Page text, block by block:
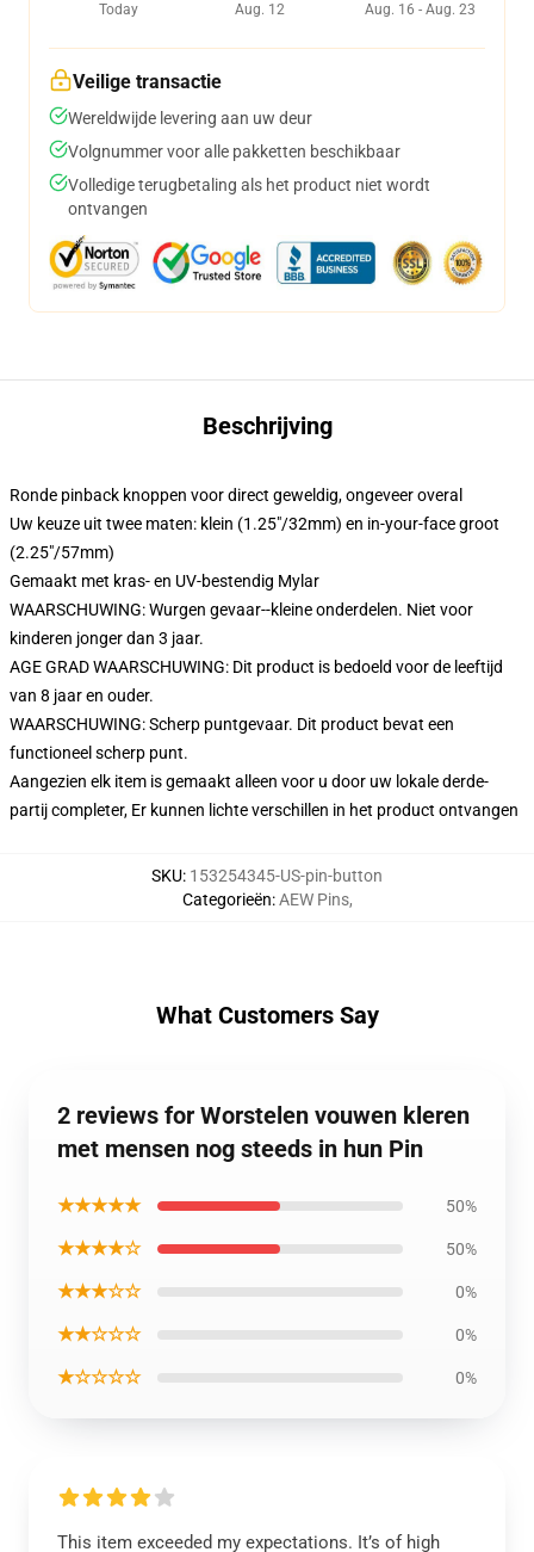
Today
Aug. 12
Aug. 16 - Aug. 23
Veilige transactie
Wereldwijde levering aan uw deur
Volgnummer voor alle pakketten beschikbaar
Volledige terugbetaling als het product niet wordt
ontvangen
Beschrijving
Ronde pinback knoppen voor direct geweldig, ongeveer overal
Uw keuze uit twee maten: klein (1.25"/32mm) en in-your-face groot
(2.25"/57mm)
Gemaakt met kras- en UV-bestendig Mylar
WAARSCHUWING: Wurgen gevaar--kleine onderdelen. Niet voor
kinderen jonger dan 3 jaar.
AGE GRAD WAARSCHUWING: Dit product is bedoeld voor de leeftijd
van 8 jaar en ouder.
WAARSCHUWING: Scherp puntgevaar. Dit product bevat een
functioneel scherp punt.
Aangezien elk item is gemaakt alleen voor u door uw lokale derde-
partij completer, Er kunnen lichte verschillen in het product ontvangen
SKU: 153254345-US-pin-button
Categorieën:AEW Pins,
What Customers Say
2 reviews for Worstelen vouwen kleren
met mensen nog steeds in hun Pin
★★★★★ 50%
★★★★☆ 50%
★★★☆☆ 0%
★★☆☆☆ 0%
★☆☆☆☆ 0%
This item exceeded my expectations. It’s of high